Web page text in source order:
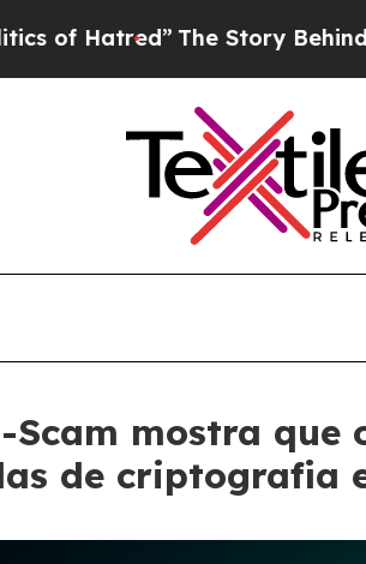
The Story Behind Trump’s
mostra que
de criptografia